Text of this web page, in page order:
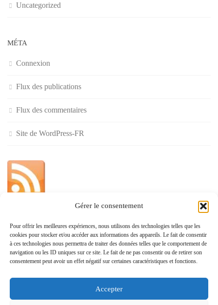
Gérer le consentement
Pour offrir les meilleures expériences, nous utilisons des technologies telles que les
cookies pour stocker et/ou accéder aux informations des appareils. Le fait de consentir
à ces technologies nous permettra de traiter des données telles que le comportement de
navigation ou les ID uniques sur ce site. Le fait de ne pas consentir ou de retirer son
consentement peut avoir un effet négatif sur certaines caractéristiques et fonctions.
Accepter
Uncategorized
MÉTA
Connexion
Flux des publications
Flux des commentaires
Site de WordPress-FR
»
Politique de confidentialité